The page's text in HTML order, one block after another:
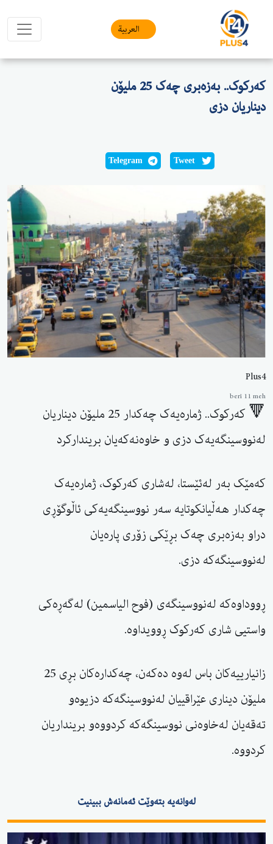
العربیة
کەرکوک.. بەزەبری چەک 25 ملیۆن
دیناریان دزی
Tweet
Telegram
Plus4
berî 11 meh
🔻 کەرکوک.. ژمارەیەک چەکدار 25 ملیۆن دیناریان
لەنووسینگەیەک دزی و خاوەنەکەیان بریندارکرد
کەمێک بەر لەئێستا، لەشاری کەرکوک، ژمارەیەک
چەکدار هەڵیانکوتایە سەر نووسینگەیەکی ئاڵوگۆڕی
دراو بەزەبری چەک بڕێکی زۆری پارەیان
لەنووسینگەکە دزی.
ڕووداوەکە لەنووسینگەی (فوح الیاسمین) لەگەڕەکی
واستیی شاری کەرکوک ڕوویداوە.
زانیارییەکان باس لەوە دەکەن، چەکدارەکان بڕی 25
ملیۆن دیناری عێراقییان لەنووسینگەکە دزیوەو
تەقەیان لەخاوەنی نووسینگەکە کردووەو برینداریان
کردووە.
لەوانەیە بتەوێت ئەمانەش ببینیت